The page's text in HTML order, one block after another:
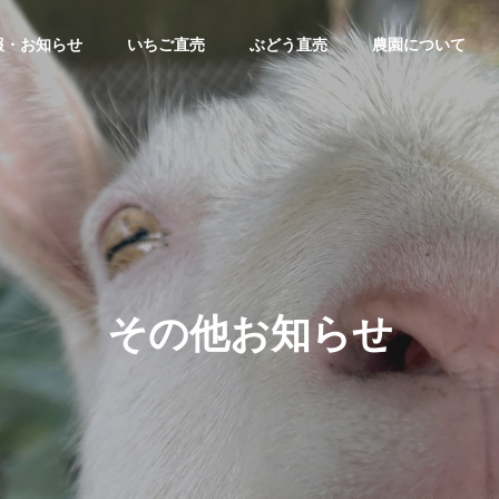
・お知らせ いちご直売 ぶどう直売 農園について
その他お知らせ